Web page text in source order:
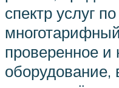
спектр услуг
проверенное и
оборудование,